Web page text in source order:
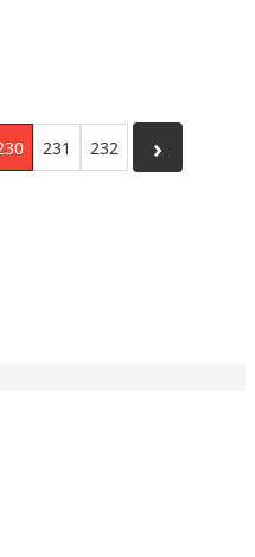
231 232